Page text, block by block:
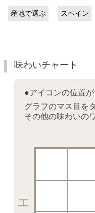
産地で選ぶ スペイン
味わいチャート
●アイコンの位置
グラフのマス目を
その他の味わいの